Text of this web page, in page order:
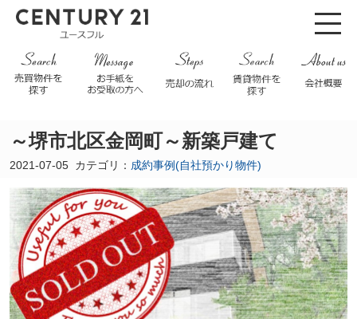
～堺市北区金岡町～新築戸建て
2021-07-05 カテゴリ： 成約事例(自社預かり物件)